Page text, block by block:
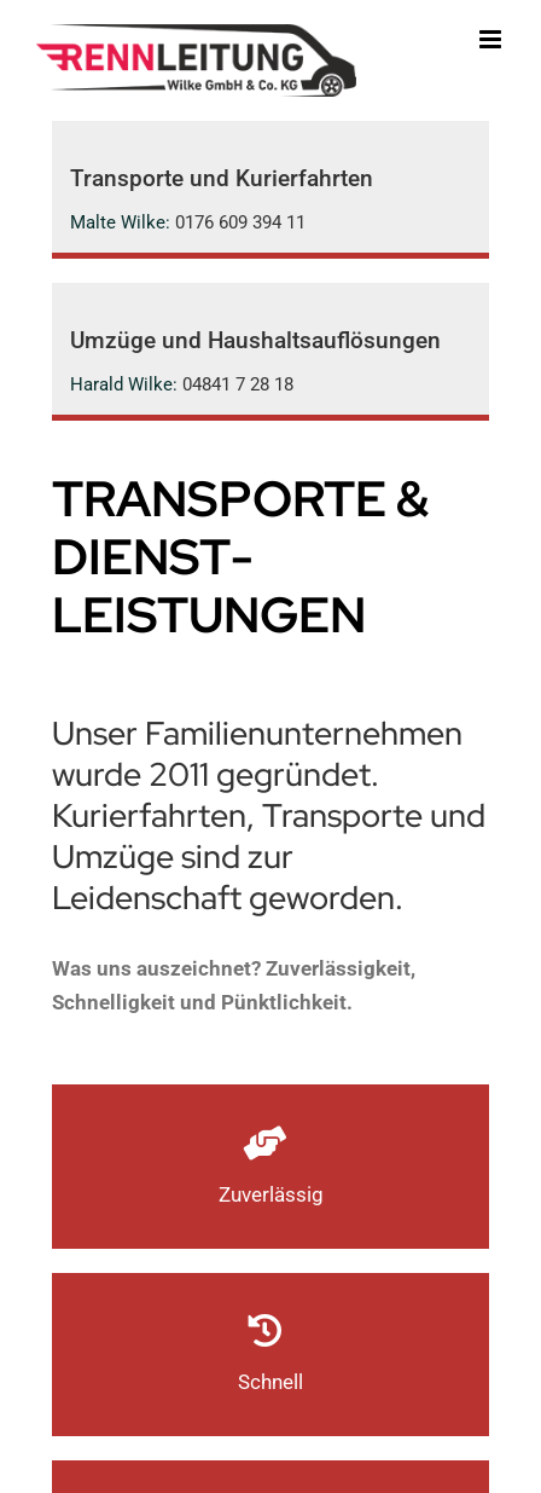
Inhalt
springen
Transporte und Kurierfahrten
Malte Wilke: 0176 609 394 11
Umzüge und Haushaltsauflösungen
Harald Wilke: 04841 7 28 18
TRANSPORTE &
DIENST­
LEISTUNGEN
Unser Familienunternehmen
wurde 2011 gegründet.
Kurierfahrten, Transporte und
Umzüge sind zur
Leidenschaft geworden.
Was uns auszeichnet? Zuverlässigkeit,
Schnelligkeit und Pünktlichkeit.
Zuverlässig
Schnell